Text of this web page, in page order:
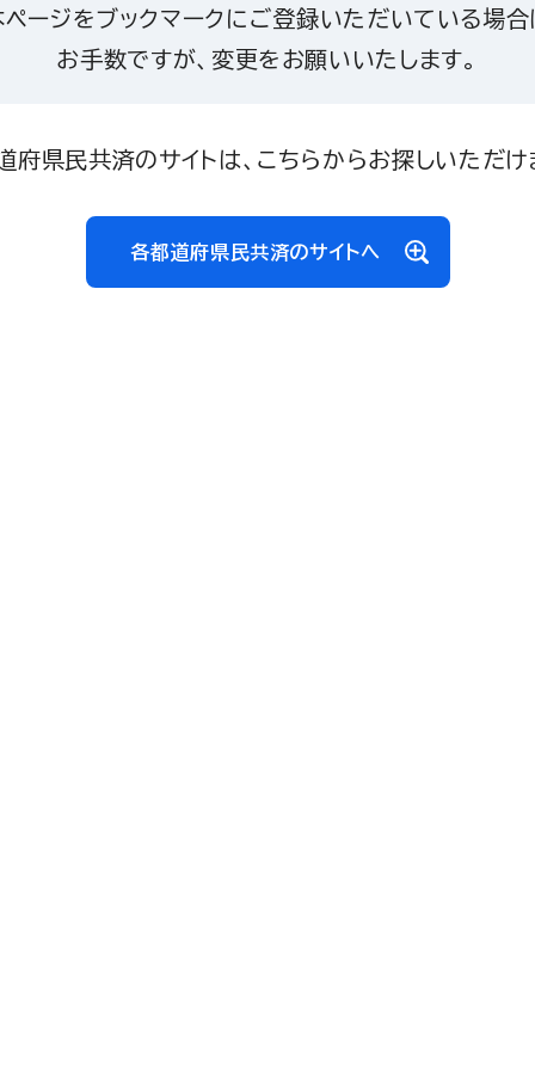
ページをブックマークにご登録いただいている場合
お手数ですが、変更をお願いいたします。
府県民共済のサイトは、こちらからお探しいただけ
各都道府県民共済のサイトへ